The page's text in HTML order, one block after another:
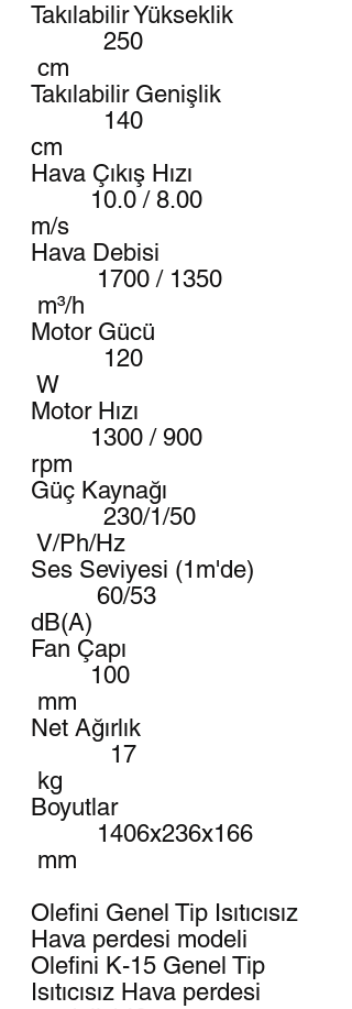
Takılabilir Yükseklik
250
cm
Takılabilir Genişlik
140
cm
Hava Çıkış Hızı
10.0 / 8.00
m/s
Hava Debisi
1700 / 1350
m³/h
Motor Gücü
120
W
Motor Hızı
1300 / 900
rpm
Güç Kaynağı
230/1/50
V/Ph/Hz
Ses Seviyesi (1m'de)
60/53
dB(A)
Fan Çapı
100
mm
Net Ağırlık
17
kg
Boyutlar
1406x236x166
mm
Olefini Genel Tip Isıtıcısız
Hava perdesi modeli
Olefini K-15 Genel Tip
Isıtıcısız Hava perdesi